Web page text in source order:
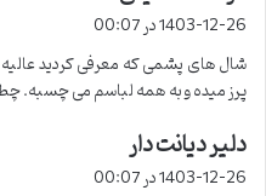
ف
:
1403-12-26 در 00:07
شال های پشمی که معرفی کردید
پرز میده و به همه لباسم می چسبه.
دلیر دیانت دارف
1403-12-26 در 00:07